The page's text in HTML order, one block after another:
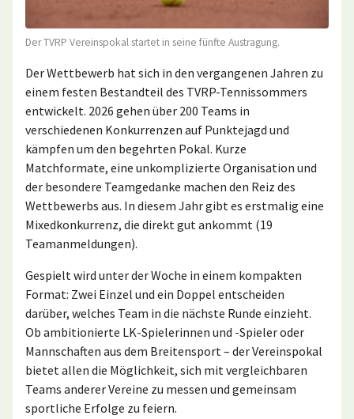
Der TVRP Vereinspokal startet in seine fünfte Austragung.
Der Wettbewerb hat sich in den vergangenen Jahren zu
einem festen Bestandteil des TVRP-Tennissommers
entwickelt. 2026 gehen über 200 Teams in
verschiedenen Konkurrenzen auf Punktejagd und
kämpfen um den begehrten Pokal. Kurze
Matchformate, eine unkomplizierte Organisation und
der besondere Teamgedanke machen den Reiz des
Wettbewerbs aus. In diesem Jahr gibt es erstmalig eine
Mixedkonkurrenz, die direkt gut ankommt (19
Teamanmeldungen).
Gespielt wird unter der Woche in einem kompakten
Format: Zwei Einzel und ein Doppel entscheiden
darüber, welches Team in die nächste Runde einzieht.
Ob ambitionierte LK-Spielerinnen und -Spieler oder
Mannschaften aus dem Breitensport – der Vereinspokal
bietet allen die Möglichkeit, sich mit vergleichbaren
Teams anderer Vereine zu messen und gemeinsam
sportliche Erfolge zu feiern.